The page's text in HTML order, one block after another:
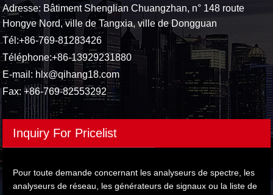
Adresse: Bâtiment Shenglian Chuangzhan, n° 148 route
Hongye Nord, ville de Tangxia, ville de Dongguan
Tél:+86-769-81283426
Téléphone:+86-13929231880
E-mail: hlx@qihang18.com
Fax: +86-769-82553292
Inquiry For Pricelist
Pour toute demande concernant les analyseurs de spectre, les
analyseurs de réseau, les générateurs de signaux ou la liste de